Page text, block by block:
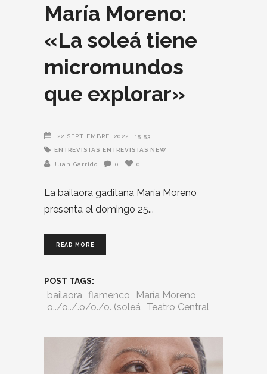
María Moreno:
«La soleá tiene
micromundos
que explorar»
22 SEPTIEMBRE, 2022 15:53
ENTREVISTAS ENTREVISTAS NEW
Juan Garrido 0 0
La bailaora gaditana María Moreno
presenta el domingo 25
READ MORE
POST TAGS:
bailaora flamenco
María Moreno
o../o../.o/o./o. (soleá
Teatro Central